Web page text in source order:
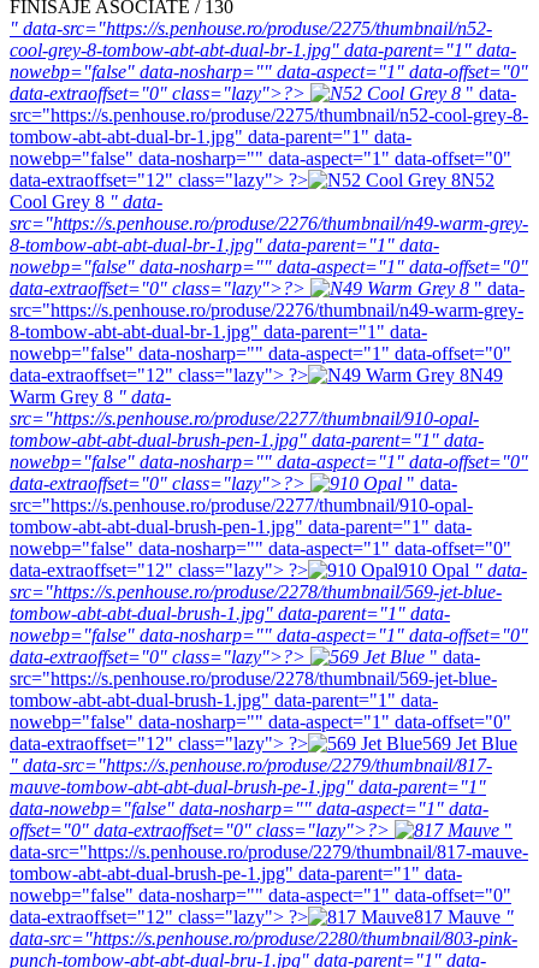
FINISAJE ASOCIATE / 130
" data-src="https://s.penhouse.ro/produse/2275/thumbnail/n52-
cool-grey-8-tombow-abt-abt-dual-br-1.jpg" data-parent="1" data-
nowebp="false" data-nosharp="" data-aspect="1" data-offset="0"
data-extraoffset="0" class="lazy">?>
" data-
src="https://s.penhouse.ro/produse/2275/thumbnail/n52-cool-grey-8-
tombow-abt-abt-dual-br-1.jpg" data-parent="1" data-
nowebp="false" data-nosharp="" data-aspect="1" data-offset="0"
data-extraoffset="12" class="lazy"> ?>
N52
Cool Grey 8 " data-
src="https://s.penhouse.ro/produse/2276/thumbnail/n49-warm-grey-
8-tombow-abt-abt-dual-br-1.jpg" data-parent="1" data-
nowebp="false" data-nosharp="" data-aspect="1" data-offset="0"
data-extraoffset="0" class="lazy">?>
" data-
src="https://s.penhouse.ro/produse/2276/thumbnail/n49-warm-grey-
8-tombow-abt-abt-dual-br-1.jpg" data-parent="1" data-
nowebp="false" data-nosharp="" data-aspect="1" data-offset="0"
data-extraoffset="12" class="lazy"> ?>
N49
Warm Grey 8 " data-
src="https://s.penhouse.ro/produse/2277/thumbnail/910-opal-
tombow-abt-abt-dual-brush-pen-1.jpg" data-parent="1" data-
nowebp="false" data-nosharp="" data-aspect="1" data-offset="0"
data-extraoffset="0" class="lazy">?>
" data-
src="https://s.penhouse.ro/produse/2277/thumbnail/910-opal-
tombow-abt-abt-dual-brush-pen-1.jpg" data-parent="1" data-
nowebp="false" data-nosharp="" data-aspect="1" data-offset="0"
data-extraoffset="12" class="lazy"> ?>
910 Opal " data-
src="https://s.penhouse.ro/produse/2278/thumbnail/569-jet-blue-
tombow-abt-abt-dual-brush-1.jpg" data-parent="1" data-
nowebp="false" data-nosharp="" data-aspect="1" data-offset="0"
data-extraoffset="0" class="lazy">?>
" data-
src="https://s.penhouse.ro/produse/2278/thumbnail/569-jet-blue-
tombow-abt-abt-dual-brush-1.jpg" data-parent="1" data-
nowebp="false" data-nosharp="" data-aspect="1" data-offset="0"
data-extraoffset="12" class="lazy"> ?>
569 Jet Blue
" data-src="https://s.penhouse.ro/produse/2279/thumbnail/817-
mauve-tombow-abt-abt-dual-brush-pe-1.jpg" data-parent="1"
data-nowebp="false" data-nosharp="" data-aspect="1" data-
offset="0" data-extraoffset="0" class="lazy">?>
"
data-src="https://s.penhouse.ro/produse/2279/thumbnail/817-mauve-
tombow-abt-abt-dual-brush-pe-1.jpg" data-parent="1" data-
nowebp="false" data-nosharp="" data-aspect="1" data-offset="0"
data-extraoffset="12" class="lazy"> ?>
817 Mauve "
data-src="https://s.penhouse.ro/produse/2280/thumbnail/803-pink-
punch-tombow-abt-abt-dual-bru-1.jpg" data-parent="1" data-